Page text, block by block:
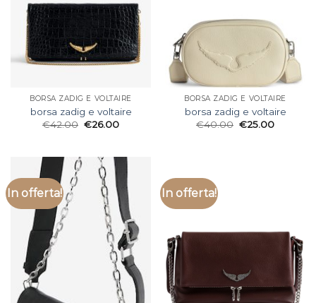
BORSA ZADIG E VOLTAIRE
borsa zadig e voltaire
€42.00 €26.00
BORSA ZADIG E VOLTAIRE
borsa zadig e voltaire
€40.00 €25.00
In offerta! In offerta!